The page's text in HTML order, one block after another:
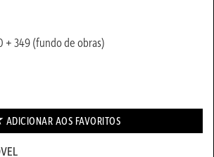
+ 349 (fundo de obras)
ADICIONAR AOS FAVORITOS